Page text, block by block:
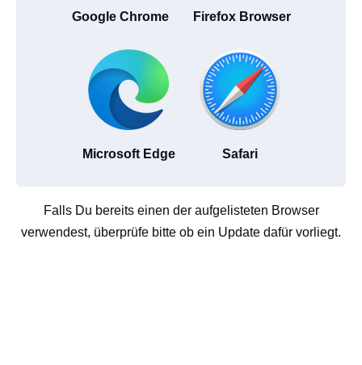
Google Chrome Firefox Browser
Microsoft Edge Safari
Falls Du bereits einen der aufgelisteten Browser
verwendest, überprüfe bitte ob ein Update dafür vorliegt.